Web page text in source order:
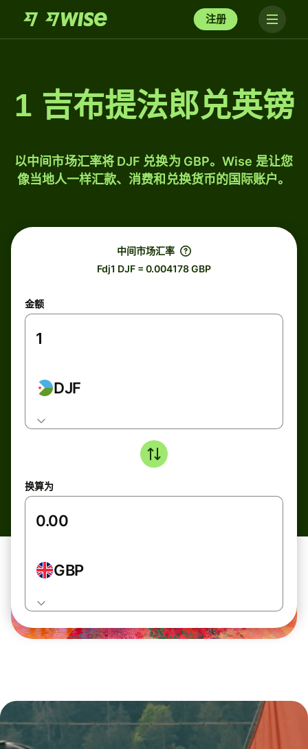
注册
1 吉布提法郎兑英镑
以中间市场汇率将 DJF 兑换为 GBP。Wise 是让您
像当地人一样汇款、消费和兑换货币的国际账户。
中间市场汇率
Fdj1 DJF = 0.004178 GBP
金额
DJF
换算为
GBP